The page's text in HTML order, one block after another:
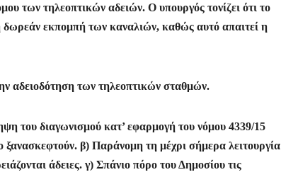
των τηλεοπτικών αδειών. Ο υπουργός τονίζει ότι το
δωρεάν εκπομπή των καναλιών, καθώς αυτό απαιτεί η
αδειοδότηση των τηλεοπτικών σταθμών.
του διαγωνισμού κατ’ εφαρμογή του νόμου 4339/15
β) Παράνομη τη μέχρι σήμερα λειτουργία
άδειες. γ) Σπάνιο πόρο του Δημοσίου τις